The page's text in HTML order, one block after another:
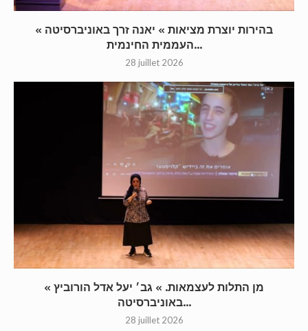
« בהירות יוצרת מציאות » יאנה זרך באוניברסיטה
העממית החינמית...
28 juillet 2026
« מן התלות לעצמאות. » גב׳ יעל אדל הורוביץ
באוניברסיטה...
28 juillet 2026